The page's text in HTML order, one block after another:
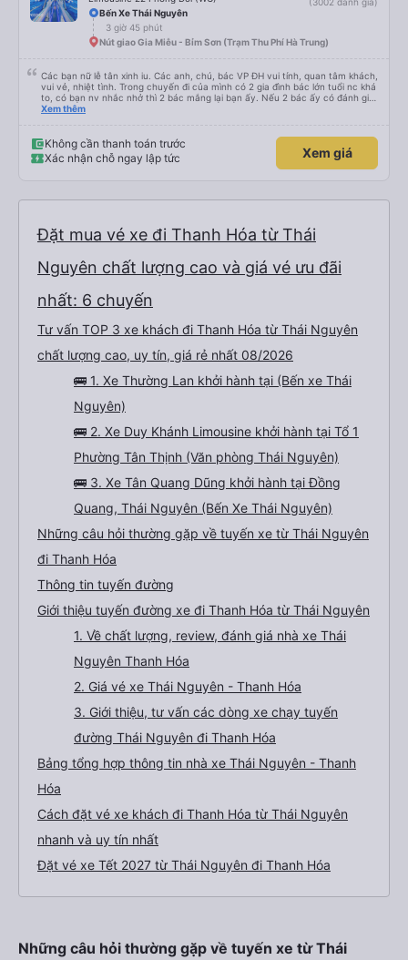
Bến Xe Thái Nguyên
3 giờ 45 phút
Nút giao Gia Miễu - Bỉm Sơn (Trạm Thu Phí Hà Trung)
Các bạn nữ lễ tân xinh iu. Các anh, chú, bác VP ĐH vui tính, quan tâm khách,
vui vẻ, nhiệt tình. Trong chuyến đi của mình có 2 gia đình bác lớn tuổi nc khá
to, có bạn nv nhắc nhở thì 2 bác mắng lại bạn ấy. Nếu 2 bác ấy có đánh giá
xấu thì mình ngược lại nha. Bạn ấy nhắc nhở rất đúng. 2 bác nói rất to. To
bạn ấy nha. Nếu bạn ấy bị trừ thì bảo bạn ấy liên hệ sđt của mình, mình hỗ
trợ ạ. Số mình đuôi 666, chuyến ĐH-NT ngày 16/1. À các bạn nữ lễ tân xinh
iu còn đổi cho mình phòng đơn sang đôi xong còn note là (một mình) yêu
Xem thêm
Không cần thanh toán trước
Xác nhận chỗ ngay lập tức
Xem giá
Đặt mua vé xe đi Thanh Hóa từ Thái
Nguyên chất lượng cao và giá vé ưu đãi
nhất: 6 chuyến
Tư vấn TOP 3 xe khách đi Thanh Hóa từ Thái Nguyên
chất lượng cao, uy tín, giá rẻ nhất 08/2026
🚌 1. Xe Thường Lan khởi hành tại (Bến xe Thái
Nguyên)
🚌 2. Xe Duy Khánh Limousine khởi hành tại Tổ 1
Phường Tân Thịnh (Văn phòng Thái Nguyên)
🚌 3. Xe Tân Quang Dũng khởi hành tại Đồng
Quang, Thái Nguyên (Bến Xe Thái Nguyên)
Những câu hỏi thường gặp về tuyến xe từ Thái Nguyên
đi Thanh Hóa
Thông tin tuyến đường
Giới thiệu tuyến đường xe đi Thanh Hóa từ Thái Nguyên
1. Về chất lượng, review, đánh giá nhà xe Thái
Nguyên Thanh Hóa
2. Giá vé xe Thái Nguyên - Thanh Hóa
3. Giới thiệu, tư vấn các dòng xe chạy tuyến
đường Thái Nguyên đi Thanh Hóa
Bảng tổng hợp thông tin nhà xe Thái Nguyên - Thanh
Hóa
Cách đặt vé xe khách đi Thanh Hóa từ Thái Nguyên
nhanh và uy tín nhất
Đặt vé xe Tết 2027 từ Thái Nguyên đi Thanh Hóa
Những câu hỏi thường gặp về tuyến xe từ Thái